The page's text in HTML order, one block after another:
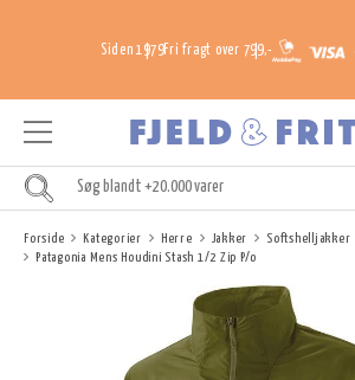
Siden 1979Fri fragt over 799,-
Forside Kategorier Herre Jakker
Softshelljakker
Patagonia Mens Houdini Stash 1/2 Zip P/o